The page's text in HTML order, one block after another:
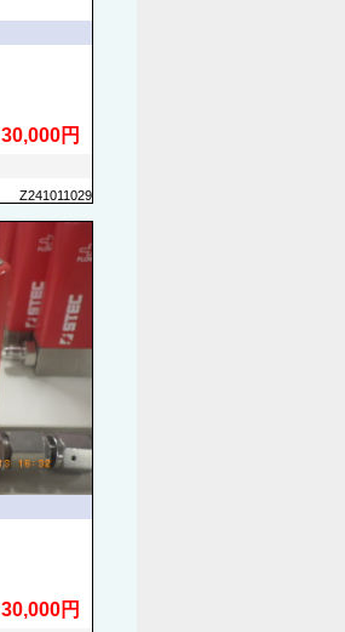
30,000円
Z241011029
30,000円